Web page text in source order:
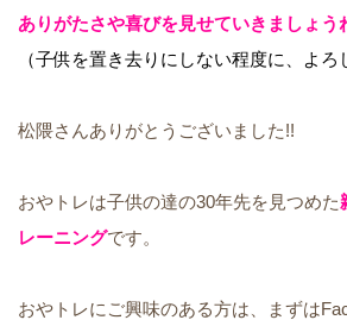
ありがたさや喜びを見せていきましょう
（子供を置き去りにしない程度に、よろ
松隈さんありがとうございました!!
おやトレは子供の達の30年先を見つめた
レーニングです。
おやトレにご興味のある方は、まずは